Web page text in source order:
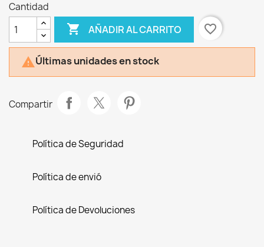
Cantidad
 AÑADIR AL CARRITO favorite_border
Últimas unidades en stock
Compartir
Política de Seguridad
Política de envió
Política de Devoluciones